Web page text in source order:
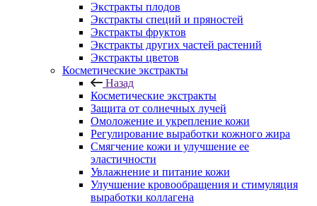
Экстракты плодов
Экстракты специй и пряностей
Экстракты фруктов
Экстракты других частей растений
Экстракты цветов
Косметические экстракты
Назад
Косметические экстракты
Защита от солнечных лучей
Омоложение и укрепление кожи
Регулирование выработки кожного жира
Смягчение кожи и улучшение ее
эластичности
Увлажнение и питание кожи
Улучшение кровообращения и стимуляция
выработки коллагена